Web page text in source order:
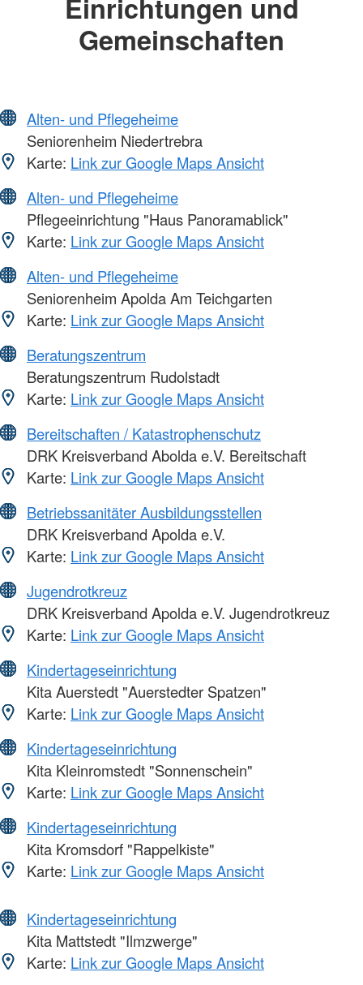
Einrichtungen und
Gemeinschaften
Alten- und Pflegeheime
Seniorenheim Niedertrebra
Karte: Link zur Google Maps Ansicht
Alten- und Pflegeheime
Pflegeeinrichtung "Haus Panoramablick"
Karte: Link zur Google Maps Ansicht
Alten- und Pflegeheime
Seniorenheim Apolda Am Teichgarten
Karte: Link zur Google Maps Ansicht
Beratungszentrum
Beratungszentrum Rudolstadt
Karte: Link zur Google Maps Ansicht
Bereitschaften / Katastrophenschutz
DRK Kreisverband Abolda e.V. Bereitschaft
Karte: Link zur Google Maps Ansicht
Betriebssanitäter Ausbildungsstellen
DRK Kreisverband Apolda e.V.
Karte: Link zur Google Maps Ansicht
Jugendrotkreuz
DRK Kreisverband Apolda e.V. Jugendrotkreuz
Karte: Link zur Google Maps Ansicht
Kindertageseinrichtung
Kita Auerstedt "Auerstedter Spatzen"
Karte: Link zur Google Maps Ansicht
Kindertageseinrichtung
Kita Kleinromstedt "Sonnenschein"
Karte: Link zur Google Maps Ansicht
Kindertageseinrichtung
Kita Kromsdorf "Rappelkiste"
Karte: Link zur Google Maps Ansicht
Kindertageseinrichtung
Kita Mattstedt "Ilmzwerge"
Karte: Link zur Google Maps Ansicht